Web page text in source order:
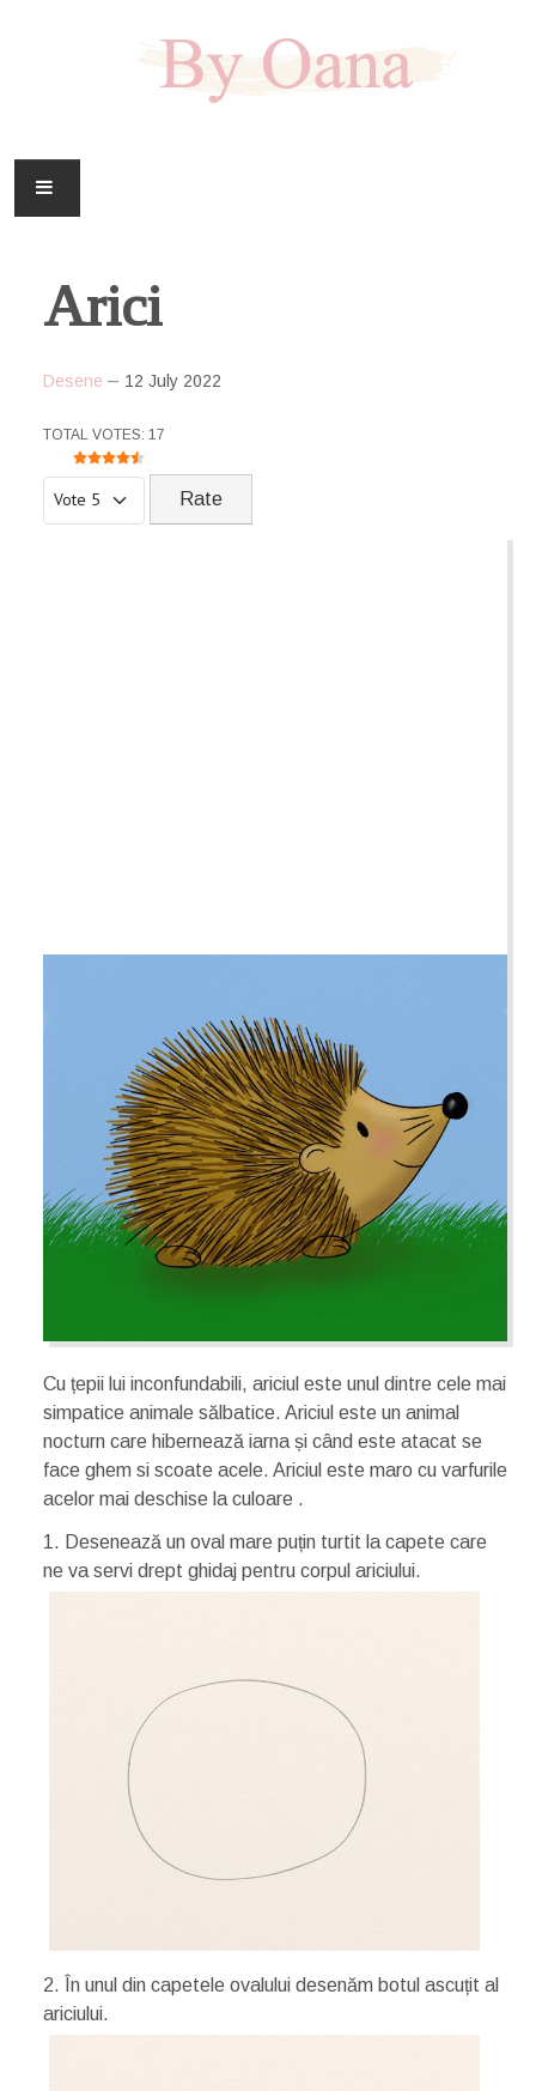
CASA
DOWNLOAD
Arici
Desene 12 July 2022
USER RATING: 4.5
TOTAL VOTES: 17
Cu țepii lui inconfundabili, ariciul este unul dintre cele mai
simpatice animale sălbatice. Ariciul este un animal
nocturn care hibernează iarna și când este atacat se
face ghem si scoate acele. Ariciul este maro cu varfurile
acelor mai deschise la culoare .
1. Desenează un oval mare puțin turtit la capete care
ne va servi drept ghidaj pentru corpul ariciului.
2. În unul din capetele ovalului desenăm botul ascuțit al
ariciului.